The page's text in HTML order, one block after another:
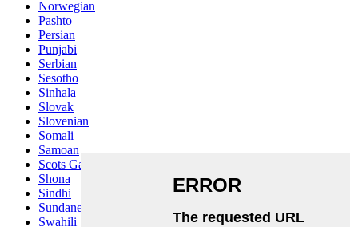
Norwegian
Pashto
Persian
Punjabi
Serbian
Sesotho
Sinhala
Slovak
Slovenian
Somali
Samoan
Scots Gaelic
Shona
Sindhi
Sundanese
Swahili